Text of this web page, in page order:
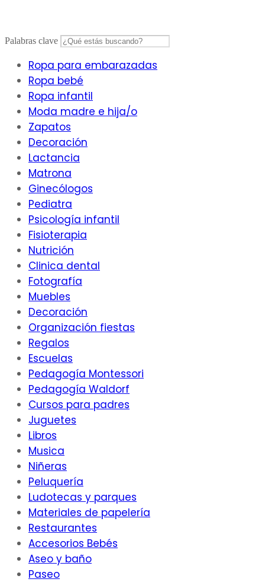
Palabras clave
Ropa para embarazadas
Ropa bebé
Ropa infantil
Moda madre e hija/o
Zapatos
Decoración
Lactancia
Matrona
Ginecólogos
Pediatra
Psicología infantil
Fisioterapia
Nutrición
Clinica dental
Fotografía
Muebles
Decoración
Organización fiestas
Regalos
Escuelas
Pedagogía Montessori
Pedagogía Waldorf
Cursos para padres
Juguetes
Libros
Musica
Niñeras
Peluquería
Ludotecas y parques
Materiales de papelería
Restaurantes
Accesorios Bebés
Aseo y baño
Paseo